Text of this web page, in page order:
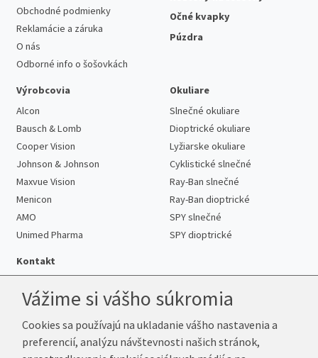
Obchodné podmienky
Reklamácie a záruka
O nás
Odborné info o šošovkách
Očné kvapky
Púzdra
Výrobcovia
Alcon
Bausch & Lomb
Cooper Vision
Johnson & Johnson
Maxvue Vision
Menicon
AMO
Unimed Pharma
Okuliare
Slnečné okuliare
Dioptrické okuliare
Lyžiarske okuliare
Cyklistické slnečné
Ray-Ban slnečné
Ray-Ban dioptrické
SPY slnečné
SPY dioptrické
Kontakt
Telefón:+421 222 205 863
E-mail:info@k-sosovky.sk
Vážime si vášho súkromia
Cookies sa používajú na ukladanie vášho nastavenia a
preferencií, analýzu návštevnosti našich stránok,